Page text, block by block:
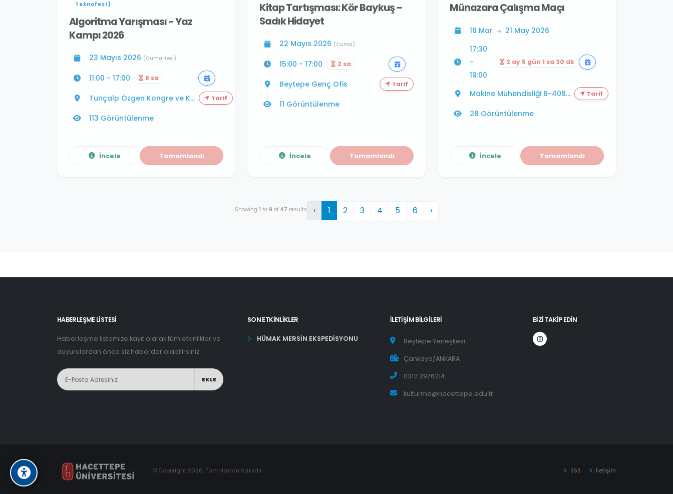
Teknofest)
Algoritma Yarışması - Yaz
Kampı 2026
23 Mayıs 2026 (Cumartesi)
11:00 - 17:00 6 sa
Tunçalp Özgen Kongre ve K... Tarif
113 Görüntülenme
İncele Tamamlandı
Kitap Tartışması: Kör Baykuş –
Sadık Hidayet
22 Mayıs 2026 (Cuma)
15:00 - 17:00 2 sa
Beytepe Genç Ofis Tarif
11 Görüntülenme
İncele Tamamlandı
Münazara Çalışma Maçı
16 Mar
21 May 2026
17:30
-
19:00
2 ay 5 gün 1 sa 30 dk
Makine Mühendisliği B-408... Tarif
28 Görüntülenme
İncele Tamamlandı
Showing 1 to 9 of 47 results ‹ 1 2 3 4 5 6 ›
HABERLEŞME LİSTESİ
Haberleşme listemize kayıt olarak tüm etkinlikler ve
duyurulardan önce siz haberdar olabilirsiniz
EKLE
SON ETKINLIKLER
HÜMAK MERSİN EKSPEDİSYONU
İLETIŞIM BILGILERI
Beytepe Yerleşkesi
Çankaya/ANKARA
0312 2976214
kulturmd@hacettepe.edu.tr
BIZI TAKIP EDIN
© Copyright 2026. Tüm Hakları Saklıdır. SSS İletişim